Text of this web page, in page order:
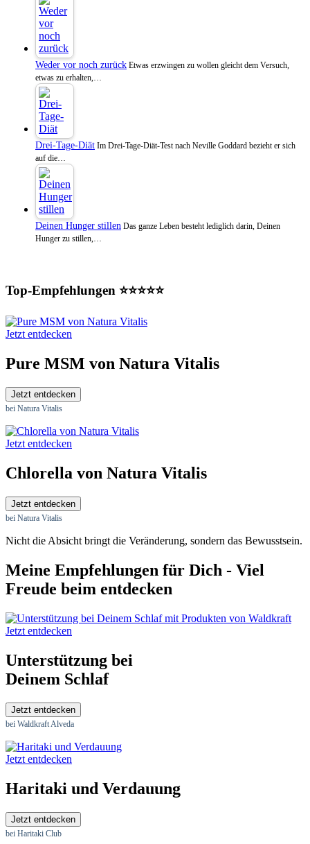
Weder vor noch zurück Etwas erzwingen zu wollen gleicht dem Versuch,
etwas zu erhalten,…
Drei-Tage-Diät Im Drei-Tage-Diät-Test nach Neville Goddard bezieht er sich
auf die…
Deinen Hunger stillen Das ganze Leben besteht lediglich darin, Deinen
Hunger zu stillen,…
Top-Empfehlungen ⭐⭐⭐⭐⭐
Jetzt entdecken
Pure MSM von Natura Vitalis
Jetzt entdecken
bei Natura Vitalis
Jetzt entdecken
Chlorella von Natura Vitalis
Jetzt entdecken
bei Natura Vitalis
Nicht die Absicht bringt die Veränderung, sondern das Bewusstsein.
Meine Empfehlungen für Dich - Viel
Freude beim entdecken
Jetzt entdecken
Unterstützung bei
Deinem Schlaf
Jetzt entdecken
bei Waldkraft Alveda
Jetzt entdecken
Haritaki und Verdauung
Jetzt entdecken
bei Haritaki Club